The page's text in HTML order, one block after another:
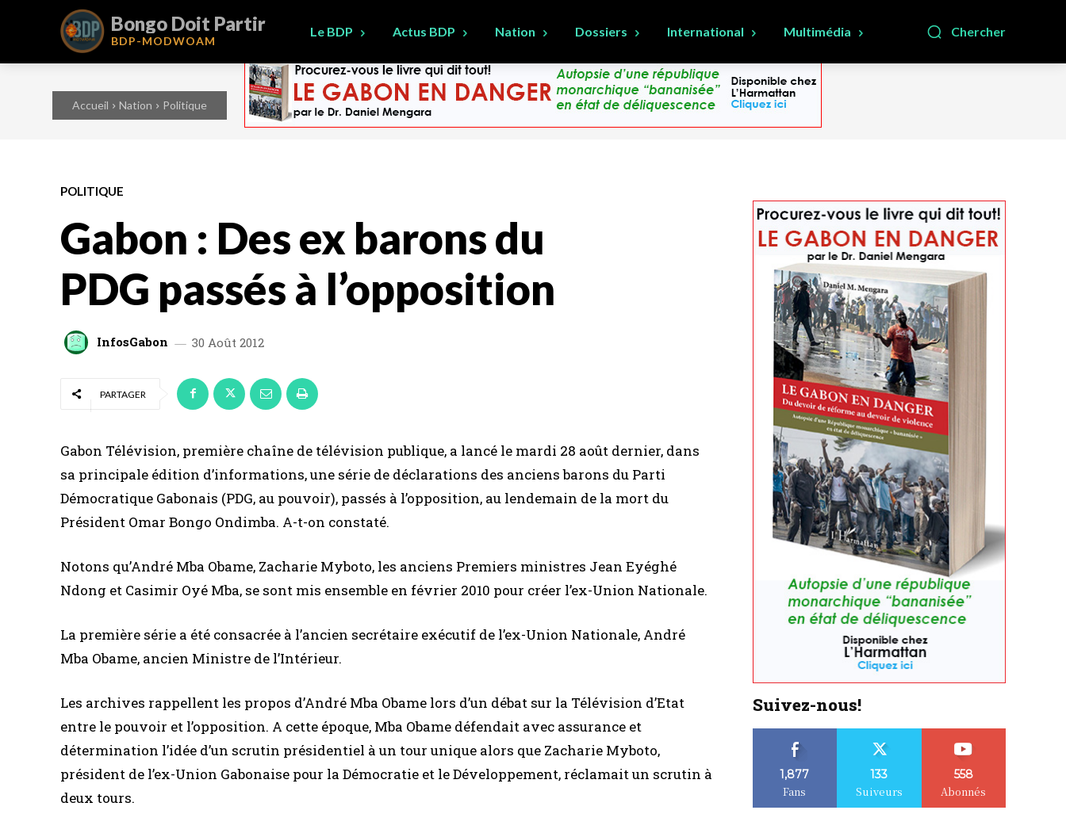
Bongo Doit Partir
BDP-MODWOAM
Chercher
Le BDP Actus BDP Nation Dossiers International Multimédia
Accueil Nation Politique
POLITIQUE
Gabon : Des ex barons du
PDG passés à l’opposition
InfosGabon 30 Août 2012
PARTAGER
Gabon Télévision, première chaîne de télévision publique, a lancé le mardi 28 août dernier, dans
sa principale édition d’informations, une série de déclarations des anciens barons du Parti
Démocratique Gabonais (PDG, au pouvoir), passés à l’opposition, au lendemain de la mort du
Président Omar Bongo Ondimba. A-t-on constaté.
Notons qu’André Mba Obame, Zacharie Myboto, les anciens Premiers ministres Jean Eyéghé
Ndong et Casimir Oyé Mba, se sont mis ensemble en février 2010 pour créer l’ex-Union Nationale.
La première série a été consacrée à l’ancien secrétaire exécutif de l’ex-Union Nationale, André
Mba Obame, ancien Ministre de l’Intérieur.
Les archives rappellent les propos d’André Mba Obame lors d’un débat sur la Télévision d’Etat
entre le pouvoir et l’opposition. A cette époque, Mba Obame défendait avec assurance et
détermination l’idée d’un scrutin présidentiel à un tour unique alors que Zacharie Myboto,
président de l’ex-Union Gabonaise pour la Démocratie et le Développement, réclamait un scrutin à
deux tours.
Suivez-nous!
1,877
Fans
133
Suiveurs
558
Abonnés